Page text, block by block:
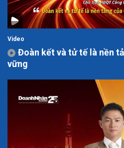
Video
Đoàn kết và tử tế là nền
vững